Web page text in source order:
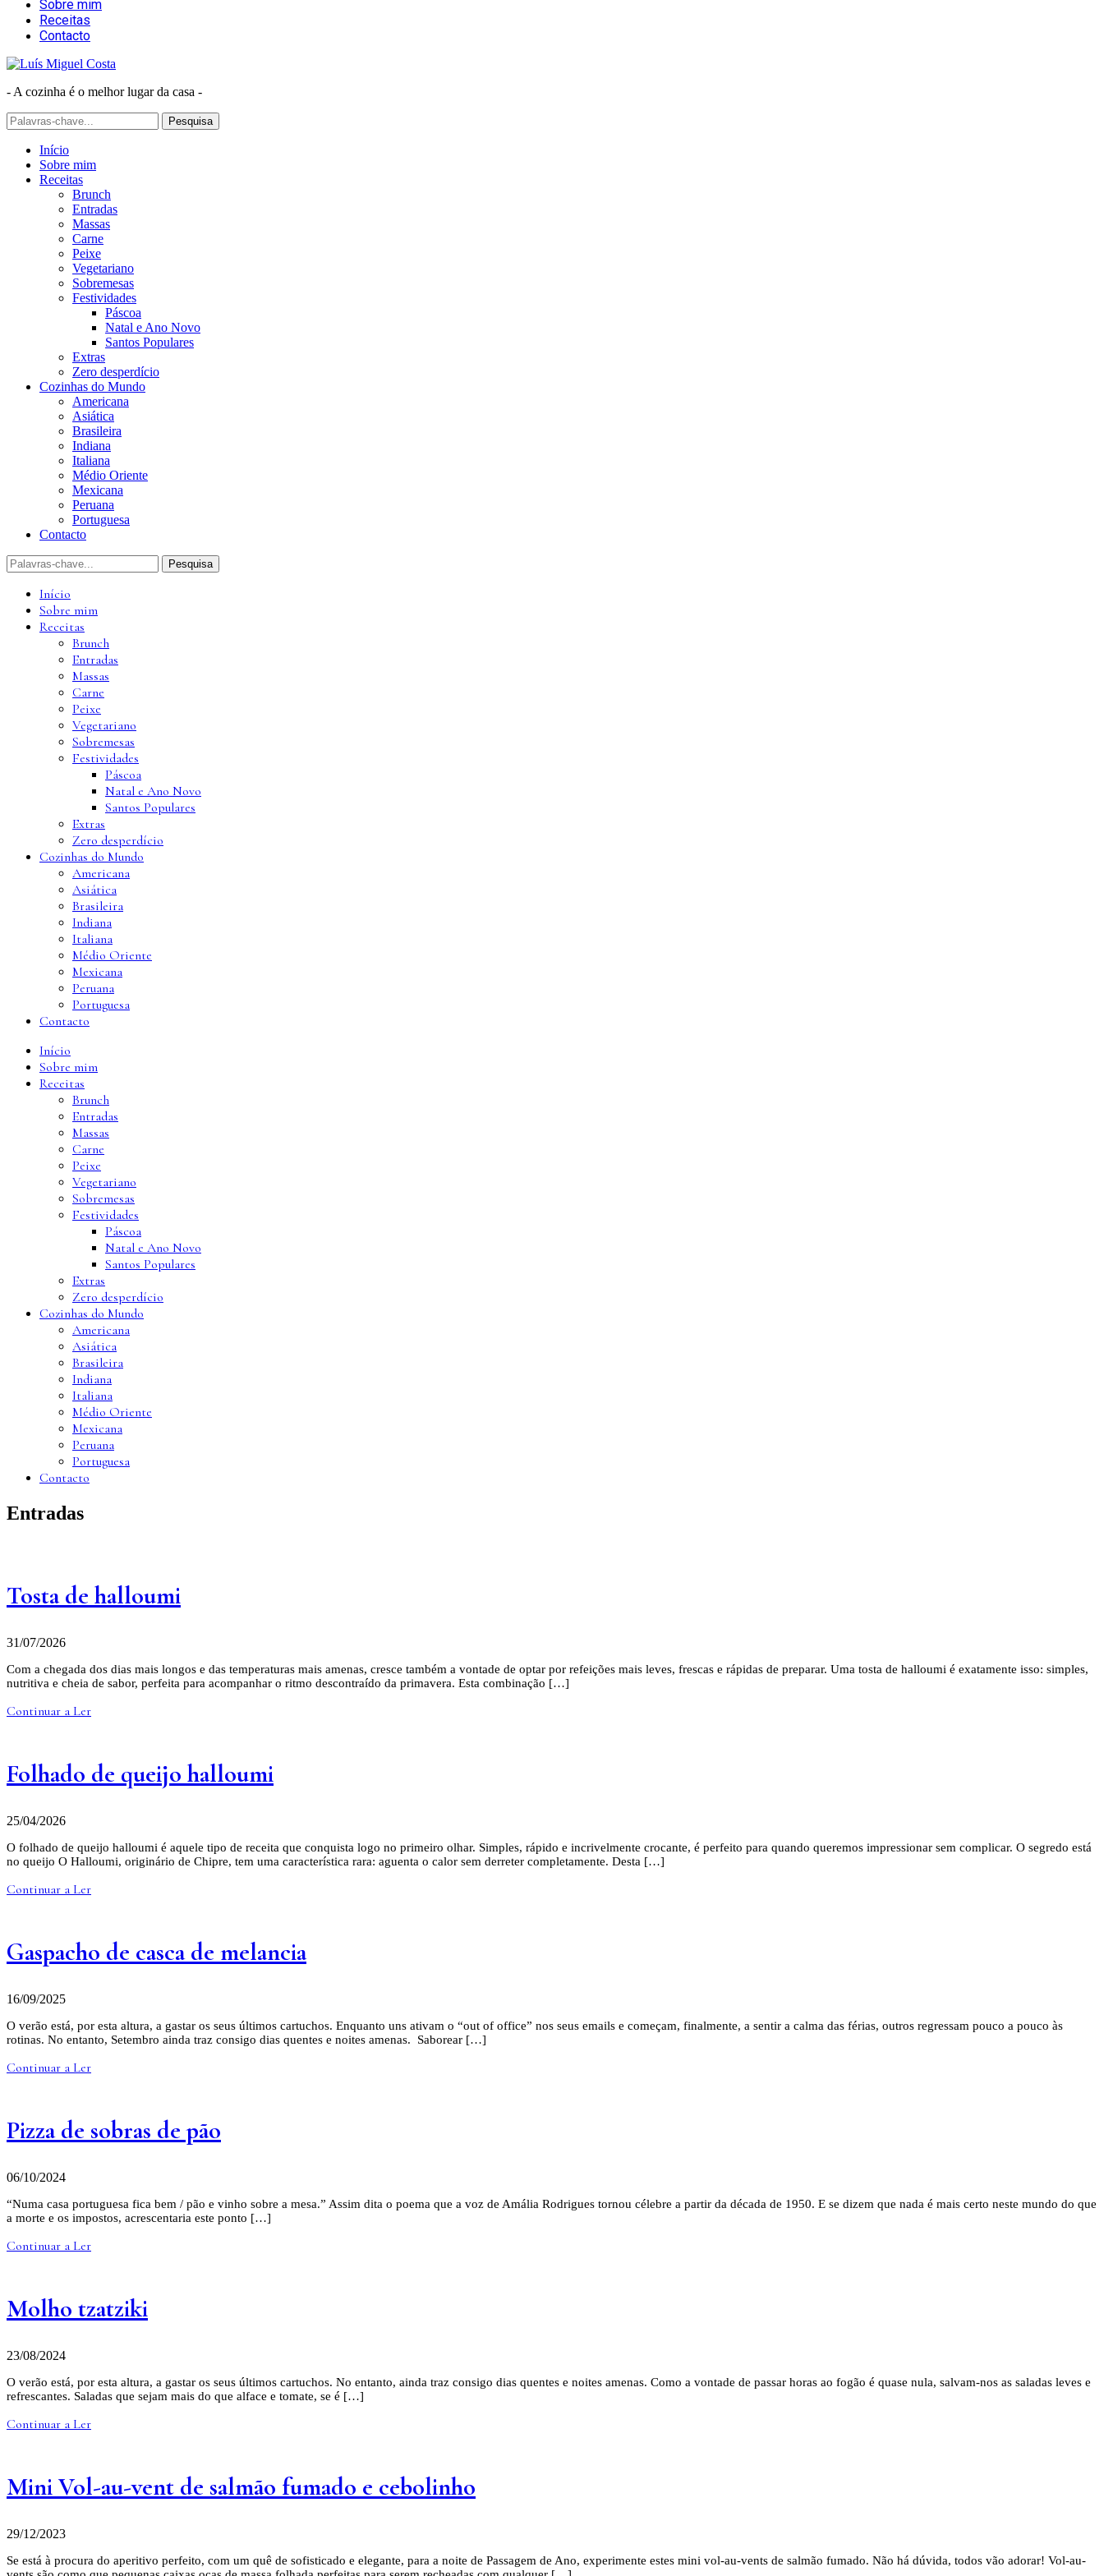
Sobre mim
Receitas
Contacto
- A cozinha é o melhor lugar da casa -
Início
Sobre mim
Receitas
Brunch
Entradas
Massas
Carne
Peixe
Vegetariano
Sobremesas
Festividades
Páscoa
Natal e Ano Novo
Santos Populares
Extras
Zero desperdício
Cozinhas do Mundo
Americana
Asiática
Brasileira
Indiana
Italiana
Médio Oriente
Mexicana
Peruana
Portuguesa
Contacto
Início
Sobre mim
Receitas
Brunch
Entradas
Massas
Carne
Peixe
Vegetariano
Sobremesas
Festividades
Páscoa
Natal e Ano Novo
Santos Populares
Extras
Zero desperdício
Cozinhas do Mundo
Americana
Asiática
Brasileira
Indiana
Italiana
Médio Oriente
Mexicana
Peruana
Portuguesa
Contacto
Início
Sobre mim
Receitas
Brunch
Entradas
Massas
Carne
Peixe
Vegetariano
Sobremesas
Festividades
Páscoa
Natal e Ano Novo
Santos Populares
Extras
Zero desperdício
Cozinhas do Mundo
Americana
Asiática
Brasileira
Indiana
Italiana
Médio Oriente
Mexicana
Peruana
Portuguesa
Contacto
Entradas
Tosta de halloumi
31/07/2026
Com a chegada dos dias mais longos e das temperaturas mais amenas, cresce também a vontade de optar por refeições mais leves, frescas e rápidas de preparar. Uma tosta de halloumi é exatamente isso: simples,
nutritiva e cheia de sabor, perfeita para acompanhar o ritmo descontraído da primavera. Esta combinação […]
Continuar a Ler
Folhado de queijo halloumi
25/04/2026
O folhado de queijo halloumi é aquele tipo de receita que conquista logo no primeiro olhar. Simples, rápido e incrivelmente crocante, é perfeito para quando queremos impressionar sem complicar. O segredo está
no queijo O Halloumi, originário de Chipre, tem uma característica rara: aguenta o calor sem derreter completamente. Desta […]
Continuar a Ler
Gaspacho de casca de melancia
16/09/2025
O verão está, por esta altura, a gastar os seus últimos cartuchos. Enquanto uns ativam o “out of office” nos seus emails e começam, finalmente, a sentir a calma das férias, outros regressam pouco a pouco às
rotinas. No entanto, Setembro ainda traz consigo dias quentes e noites amenas. Saborear […]
Continuar a Ler
Pizza de sobras de pão
06/10/2024
“Numa casa portuguesa fica bem / pão e vinho sobre a mesa.” Assim dita o poema que a voz de Amália Rodrigues tornou célebre a partir da década de 1950. E se dizem que nada é mais certo neste mundo do que
a morte e os impostos, acrescentaria este ponto […]
Continuar a Ler
Molho tzatziki
23/08/2024
O verão está, por esta altura, a gastar os seus últimos cartuchos. No entanto, ainda traz consigo dias quentes e noites amenas. Como a vontade de passar horas ao fogão é quase nula, salvam-nos as saladas leves e
refrescantes. Saladas que sejam mais do que alface e tomate, se é […]
Continuar a Ler
Mini Vol-au-vent de salmão fumado e cebolinho
29/12/2023
Se está à procura do aperitivo perfeito, com um quê de sofisticado e elegante, para a noite de Passagem de Ano, experimente estes mini vol-au-vents de salmão fumado. Não há dúvida, todos vão adorar! Vol-au-